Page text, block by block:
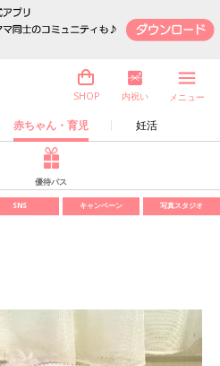
赤ちゃん・育児 妊活
SHOP 内祝い メニュー
優待パス
SNS キャンペーン 写真スタジオ